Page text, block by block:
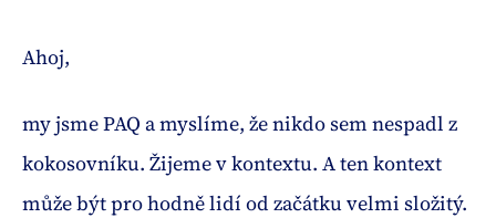
Ahoj,
my jsme PAQ a myslíme, že nikdo sem nespadl z
kokosovníku. Žijeme v kontextu. A ten kontext
může být pro hodně lidí od začátku velmi složitý.